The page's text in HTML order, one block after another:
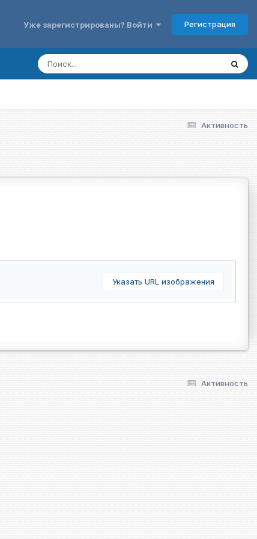
Уже зарегистрированы? Войти Регистрация
Активность
Указать URL изображения
Активность